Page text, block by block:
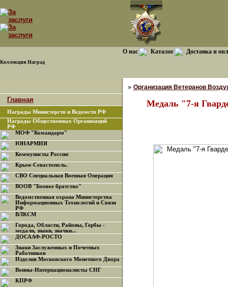
Коллекция Наград
О нас Каталог Доставка и
Главная
Награды Министерств и Ведомств РФ
Награды Общественных Организаций
РФ
МОФ "Командарм"
ЮНАРМИЯ
Коммунисты России
Крым-Севастополь.
СВО Специальная Военная Операция
ВООВ "Боевое братство"
Ведомственная охрана Министерства
Информационных Технологий и Связи
РФ
ВЛКСМ
Города, Области, Районы, Гербы -
медали, знаки, значки...
ДОСААФ-РОСТО
Знаки Заслуженных и Почетных
Работников
Изделия Московского Монетного Двора
Воины-Интернационалисты СНГ
КПРФ
» Организация Ветеранов
Медаль "7-я